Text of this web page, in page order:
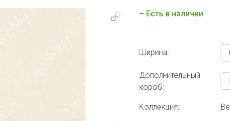
– Есть в наличии
Ширина:
Дополнительный
короб:
Коллекция: